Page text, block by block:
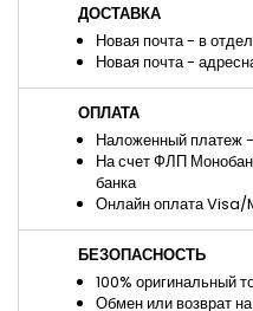
ДОСТАВКА
Новая почта - в
Новая почта -
ОПЛАТА
Наложенный платеж
На счет ФЛП
банка
Онлайн оплата
БЕЗОПАСНОСТЬ
100% оригинальный
Обмен или возврат